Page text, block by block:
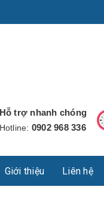
Hỗ trợ nhanh chóng
Hotline: 0902 968 336
Giới thiệu Liên hệ